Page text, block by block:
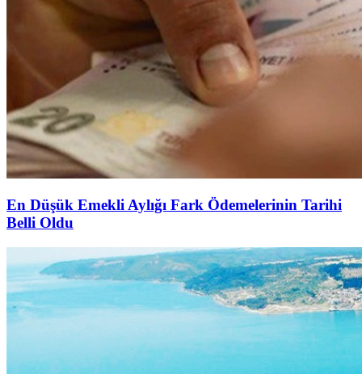
En Düşük Emekli Aylığı Fark Ödemelerinin Tarihi
Belli Oldu